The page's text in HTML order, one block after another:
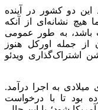
این دو کشور در آینده
هیچ نشانه‌ای از آنکه
باشد، به طور عمومی
جمله اورکل هنوز
اشتراک‌گذاری ویدئو
سال جاری میلادی به اجرا درآمد.
بود تا با درخواست